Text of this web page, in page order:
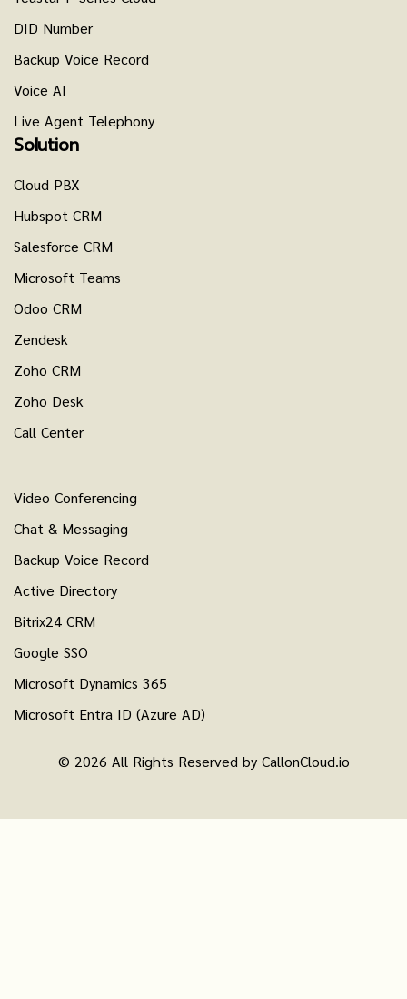
DID Number
Backup Voice Record
Voice AI
Live Agent Telephony
Solution
Cloud PBX
Hubspot CRM
Salesforce CRM
Microsoft Teams
Odoo CRM
Zendesk
Zoho CRM
Zoho Desk
Call Center
Video Conferencing
Chat & Messaging
Backup Voice Record
Active Directory
Bitrix24 CRM
Google SSO
Microsoft Dynamics 365
Microsoft Entra ID (Azure AD)
© 2026 All Rights Reserved by CallonCloud.io